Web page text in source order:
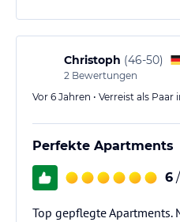
Christoph (46-50)
2 Bewertungen
Vor 6 Jahren • Verreist als Paar
Perfekte Apartments
6
Top gepflegte